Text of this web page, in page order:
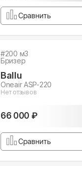
Сравнить
#200 м3
Бризер
Ballu
Oneair ASP-220
Нет отзывов
66 000 ₽
Сравнить